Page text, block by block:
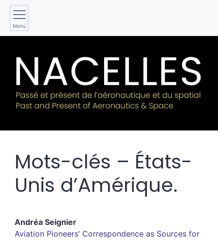
Menu
Mots-clés – États-
Unis d’Amérique.
Andréa Seignier
Aviation Pioneers’ Correspondence as Sources for